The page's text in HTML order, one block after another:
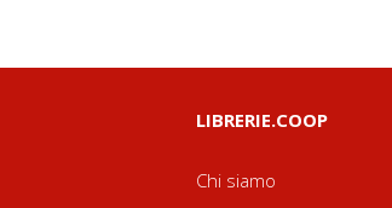
LIBRERIE.COOP
Chi siamo